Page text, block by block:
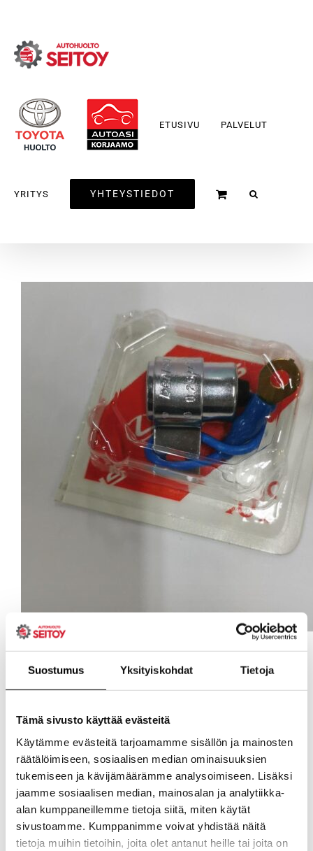
Suostumus Yksityiskohdat Tietoja
Tämä sivusto käyttää evästeitä
Käytämme evästeitä tarjoamamme sisällön ja mainosten
räätälöimiseen, sosiaalisen median ominaisuuksien
tukemiseen ja kävijämäärämme analysoimiseen. Lisäksi
jaamme sosiaalisen median, mainosalan ja analytiikka-
alan kumppaneillemme tietoja siitä, miten käytät
sivustoamme. Kumppanimme voivat yhdistää näitä
tietoja muihin tietoihin, joita olet antanut heille tai joita on
content
ETUSIVU PALVELUT
YRITYS YHTEYSTIEDOT